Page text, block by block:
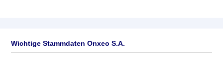
Wichtige Stammdaten Onxeo S.A.